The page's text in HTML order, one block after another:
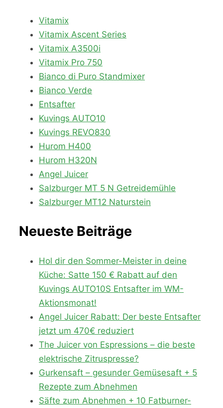
Vitamix
Vitamix Ascent Series
Vitamix A3500i
Vitamix Pro 750
Bianco di Puro Standmixer
Bianco Verde
Entsafter
Kuvings AUTO10
Kuvings REVO830
Hurom H400
Hurom H320N
Angel Juicer
Salzburger MT 5 N Getreidemühle
Salzburger MT12 Naturstein
Neueste Beiträge
Hol dir den Sommer-Meister in deine
Küche: Satte 150 € Rabatt auf den
Kuvings AUTO10S Entsafter im WM-
Aktionsmonat!
Angel Juicer Rabatt: Der beste Entsafter
jetzt um 470€ reduziert
The Juicer von Espressions – die beste
elektrische Zitruspresse?
Gurkensaft – gesunder Gemüsesaft + 5
Rezepte zum Abnehmen
Säfte zum Abnehmen + 10 Fatburner-